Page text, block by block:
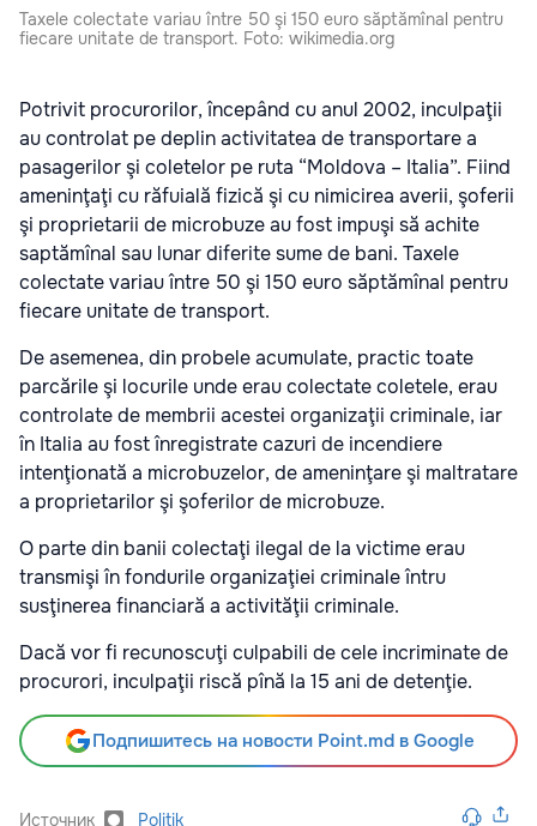
Taxele colectate variau între 50 şi 150 euro săptămînal pentru
fiecare unitate de transport. Foto: wikimedia.org
Potrivit procurorilor, începând cu anul 2002, inculpaţii
au controlat pe deplin activitatea de transportare a
pasagerilor şi coletelor pe ruta “Moldova – Italia”. Fiind
ameninţaţi cu răfuială fizică şi cu nimicirea averii, şoferii
şi proprietarii de microbuze au fost impuşi să achite
saptămînal sau lunar diferite sume de bani. Taxele
colectate variau între 50 şi 150 euro săptămînal pentru
fiecare unitate de transport.
De asemenea, din probele acumulate, practic toate
parcările şi locurile unde erau colectate coletele, erau
controlate de membrii acestei organizaţii criminale, iar
în Italia au fost înregistrate cazuri de incendiere
intenţionată a microbuzelor, de ameninţare şi maltratare
a proprietarilor şi şoferilor de microbuze.
O parte din banii colectaţi ilegal de la victime erau
transmişi în fondurile organizaţiei criminale întru
susţinerea financiară a activităţii criminale.
Dacă vor fi recunoscuţi culpabili de cele incriminate de
procurori, inculpaţii riscă pînă la 15 ani de detenţie.
Подпишитесь на новости Point.md в Google
Источник Politik